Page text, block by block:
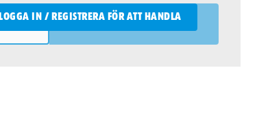
LOGGA IN / REGISTRERA FÖR ATT HANDLA
LÄGG I VARUKORGEN